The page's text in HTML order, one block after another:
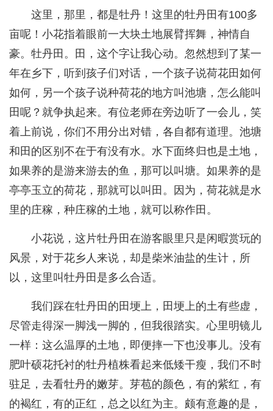
这里，那里，都是牡丹！这里的牡丹田有100多
亩呢！小花指着眼前一大块土地展臂挥舞，神情自
豪。牡丹田。田，这个字让我心动。忽然想到了某一
年在乡下，听到孩子们对话，一个孩子说荷花田如何
如何，另一个孩子说种荷花的地方叫池塘，怎么能叫
田呢？就争执起来。有位老师在旁边听了一会儿，笑
着上前说，你们不用分出对错，各自都有道理。池塘
和田的区别不在于有没有水。水下面终归也是土地，
如果养的是游来游去的鱼，那可以叫塘。如果养的是
亭亭玉立的荷花，那就可以叫田。因为，荷花就是水
里的庄稼，种庄稼的土地，就可以称作田。
小花说，这片牡丹田在游客眼里只是闲暇赏玩的
风景，对于花乡人来说，却是柴米油盐的生计，所
以，这里叫牡丹田是多么合适。
我们踩在牡丹田的田埂上，田埂上的土有些虚，
尽管走得深一脚浅一脚的，但我很踏实。心里明镜儿
一样：这么温厚的土地，即便摔一下也没事儿。没有
肥叶硕花托衬的牡丹植株看起来低矮干瘦，我们不时
驻足，去看牡丹的嫩芽。芽苞的颜色，有的紫红，有
的褐红，有的正红，总之以红为主。颇有意趣的是，